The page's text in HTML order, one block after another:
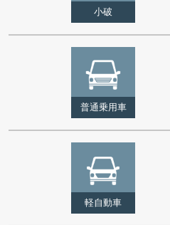
小破
普通乗用車
軽自動車